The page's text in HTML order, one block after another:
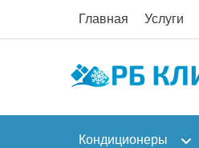
Главная Услуги
Кондиционеры